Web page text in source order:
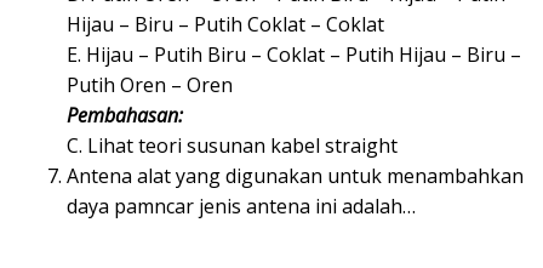
Hijau – Biru – Putih Coklat – Coklat
E. Hijau – Putih Biru – Coklat – Putih Hijau – Biru –
Putih Oren – Oren
Pembahasan:
C. Lihat teori susunan kabel straight
Antena alat yang digunakan untuk menambahkan
daya pamncar jenis antena ini adalah…